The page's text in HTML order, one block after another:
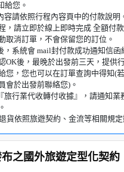
給您。
容請依照行程內容頁中的付款說明
，請立即於線上即時完成 全額付
取消訂單，不會保留您的訂位。
，系統會 mail封付款成功通知信函
OK後，最晚於出發前三天，提供
您，您也可以在訂單查詢中得知(
會於出發前聯絡您)。
旅行業代收轉付收據』，請通知業
貨依照旅遊契約、金流等相關規定
之國外旅遊定型化契約